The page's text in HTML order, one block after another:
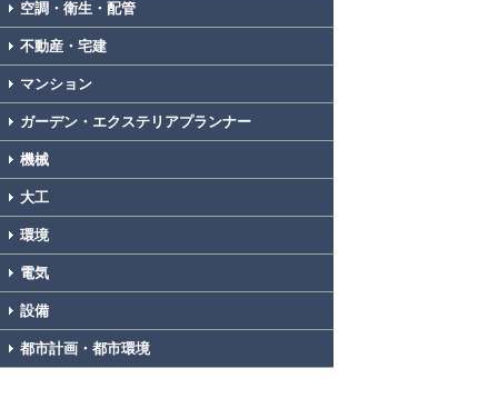
空調・衛生・配管
不動産・宅建
マンション
ガーデン・エクステリアプランナー
機械
大工
環境
電気
設備
都市計画・都市環境